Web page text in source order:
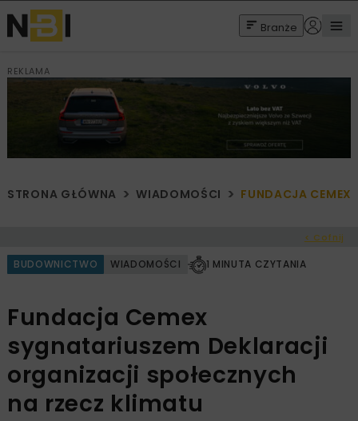
Branże
REKLAMA
STRONA GŁÓWNA WIADOMOŚCI FUNDACJA CEMEX
< Cofnij
BUDOWNICTWO WIADOMOŚCI 1 MINUTA CZYTANIA
Fundacja Cemex
sygnatariuszem Deklaracji
organizacji społecznych
na rzecz klimatu